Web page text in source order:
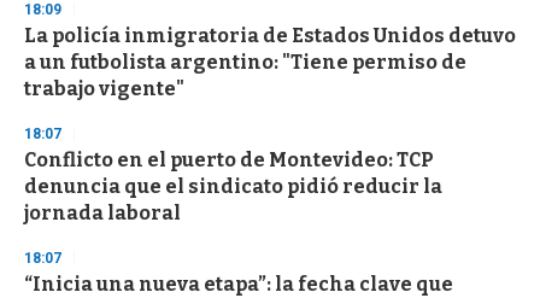
18:09
La policía inmigratoria de Estados Unidos detuvo
a un futbolista argentino: "Tiene permiso de
trabajo vigente"
18:07
Conflicto en el puerto de Montevideo: TCP
denuncia que el sindicato pidió reducir la
jornada laboral
18:07
“Inicia una nueva etapa”: la fecha clave que